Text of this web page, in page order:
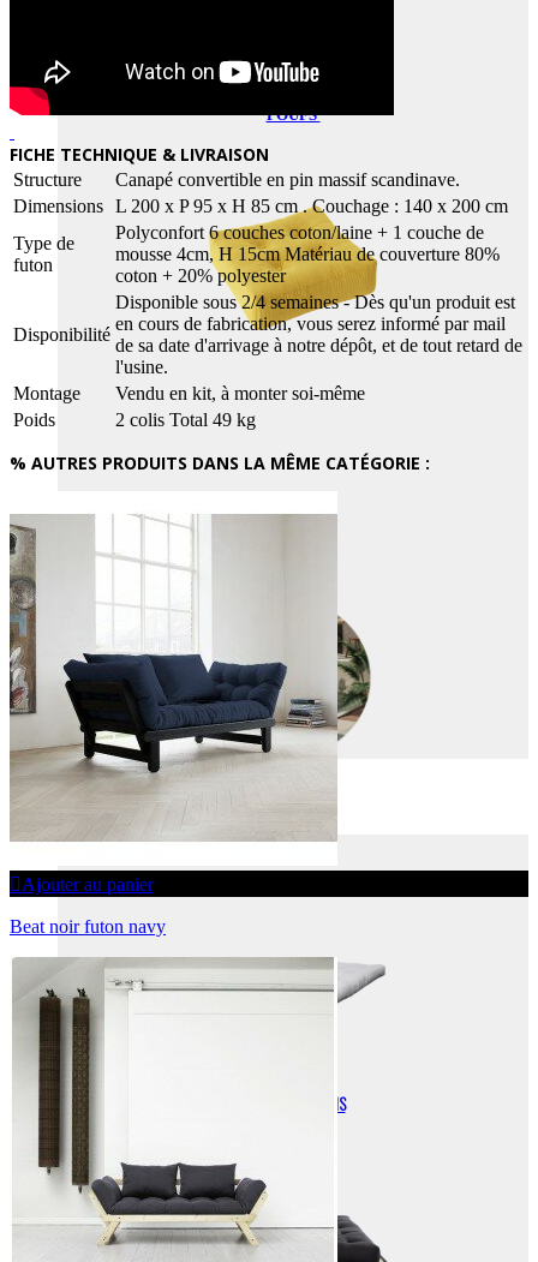
POUFS
FUTONS
FUTONS
FUTONS + TATAMIS
FICHE TECHNIQUE & LIVRAISON
Structure
Canapé convertible en pin massif scandinave.
Dimensions L 200 x P 95 x H 85 cm . Couchage : 140 x 200 cm
Type de
futon
Polyconfort 6 couches coton/laine + 1 couche de
mousse 4cm, H 15cm Matériau de couverture 80%
coton + 20% polyester
Disponibilité
Disponible sous 2/4 semaines - Dès qu'un produit est
en cours de fabrication, vous serez informé par mail
de sa date d'arrivage à notre dépôt, et de tout retard de
l'usine.
Montage
Vendu en kit, à monter soi-même
Poids
2 colis Total 49 kg
% AUTRES PRODUITS DANS LA MÊME CATÉGORIE :
Ajouter au panier
Beat noir futon navy